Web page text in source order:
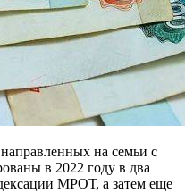
на семьи с
в 2022 году в два
МРОТ, а затем еще